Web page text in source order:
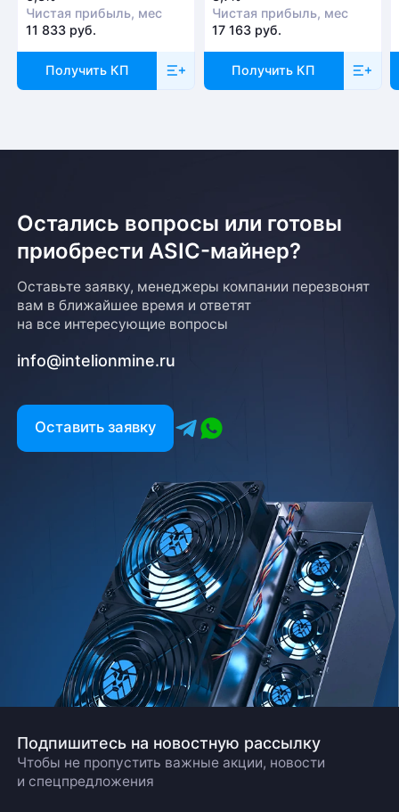
Чистая прибыль, мес
11 833 руб.
Получить КП
Чистая прибыль, мес
17 163 руб.
Получить КП
Остались вопросы или готовы
приобрести ASIC-майнер?
Оставьте заявку, менеджеры компании перезвонят
вам в ближайшее время и ответят
на все интересующие вопросы
info@intelionmine.ru
Оставить заявку
Подпишитесь на новостную рассылку
Чтобы не пропустить важные акции, новости
и спецпредложения